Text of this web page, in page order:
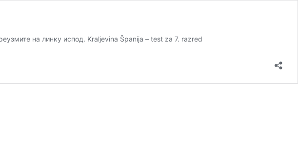
на линку испод. Kraljevina Španija – test za 7. razred